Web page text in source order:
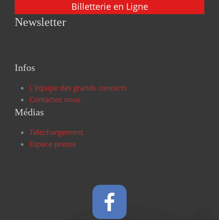
Billetterie en Ligne
Newsletter
Infos
L'équipe des grands concerts
Contactez nous
Médias
Téléchargement
Espace presse